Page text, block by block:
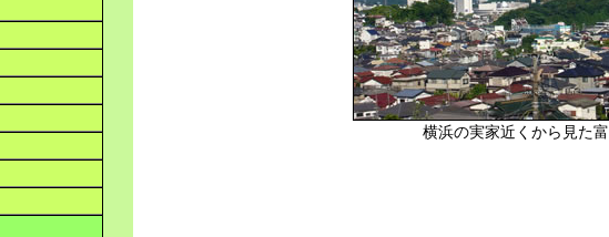
横浜の実家近くから見た